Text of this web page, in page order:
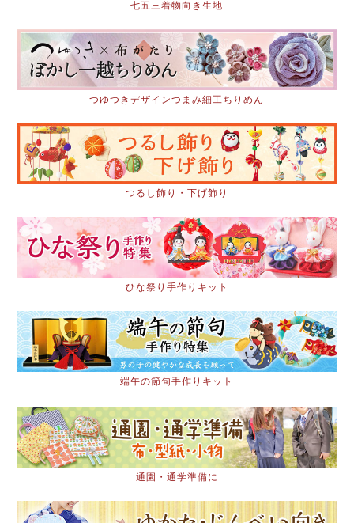
七五三着物向き生地
つゆつきデザインつまみ細工ちりめん
つるし飾り・下げ飾り
ひな祭り手作りキット
端午の節句手作りキット
通園・通学準備に